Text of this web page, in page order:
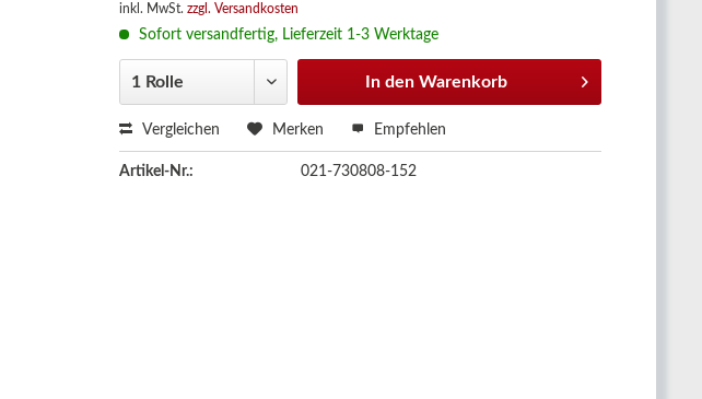
inkl. MwSt.zzgl. Versandkosten
Sofort versandfertig, Lieferzeit 1-3 Werktage
In den Warenkorb
Vergleichen Merken Empfehlen
Artikel-Nr.: 021-730808-152